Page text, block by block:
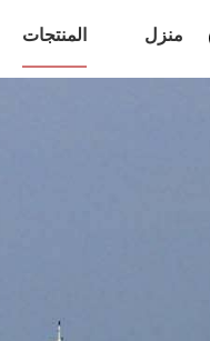
منزل المنتجات